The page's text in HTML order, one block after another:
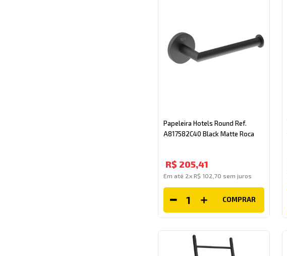
Papeleira Hotels Round Ref.
A817582C40 Black Matte Roca
R$ 205,41
Em até 2x R$ 102 70 sem juros
COMPRAR